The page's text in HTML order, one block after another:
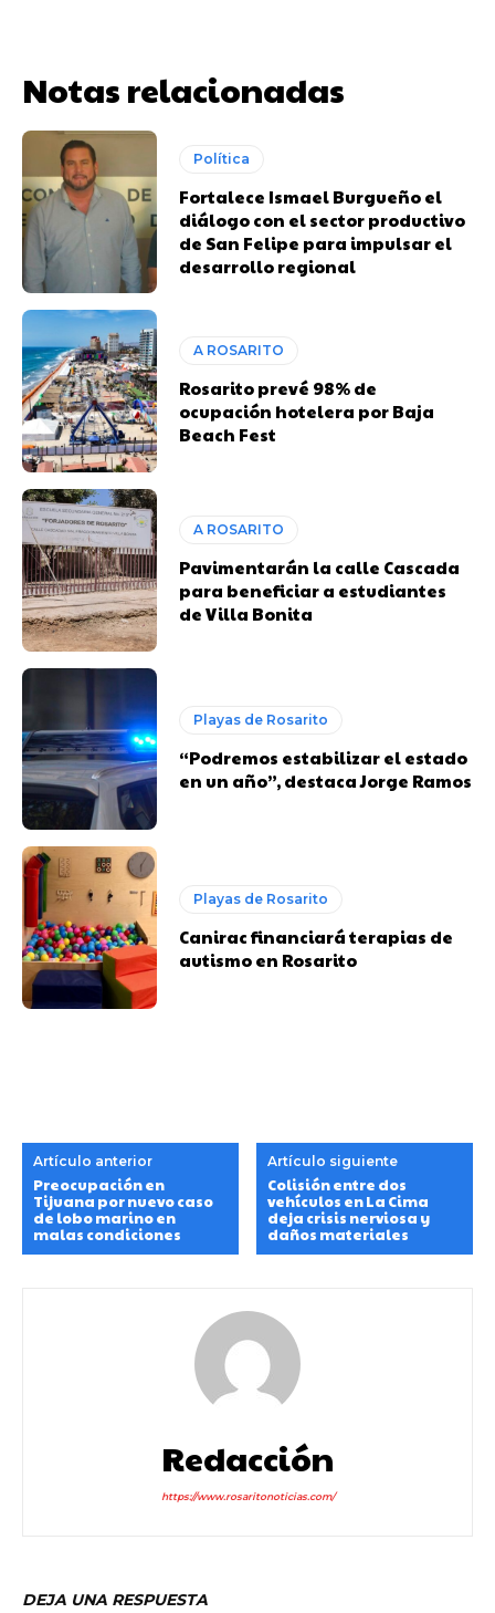
Notas relacionadas
Política
Fortalece Ismael Burgueño el
diálogo con el sector productivo
de San Felipe para impulsar el
desarrollo regional
A ROSARITO
Rosarito prevé 98% de
ocupación hotelera por Baja
Beach Fest
A ROSARITO
Pavimentarán la calle Cascada
para beneficiar a estudiantes
de Villa Bonita
Playas de Rosarito
“Podremos estabilizar el estado
en un año”, destaca Jorge Ramos
Playas de Rosarito
Canirac financiará terapias de
autismo en Rosarito
Artículo anterior
Preocupación en
Tijuana por nuevo caso
de lobo marino en
malas condiciones
Artículo siguiente
Colisión entre dos
vehículos en La Cima
deja crisis nerviosa y
daños materiales
Redacción
https://www.rosaritonoticias.com/
DEJA UNA RESPUESTA